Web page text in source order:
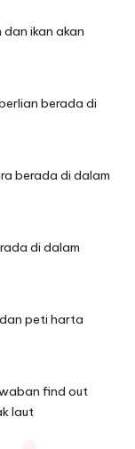
dan ikan akan
berada di
berada di dalam
di dalam
peti harta